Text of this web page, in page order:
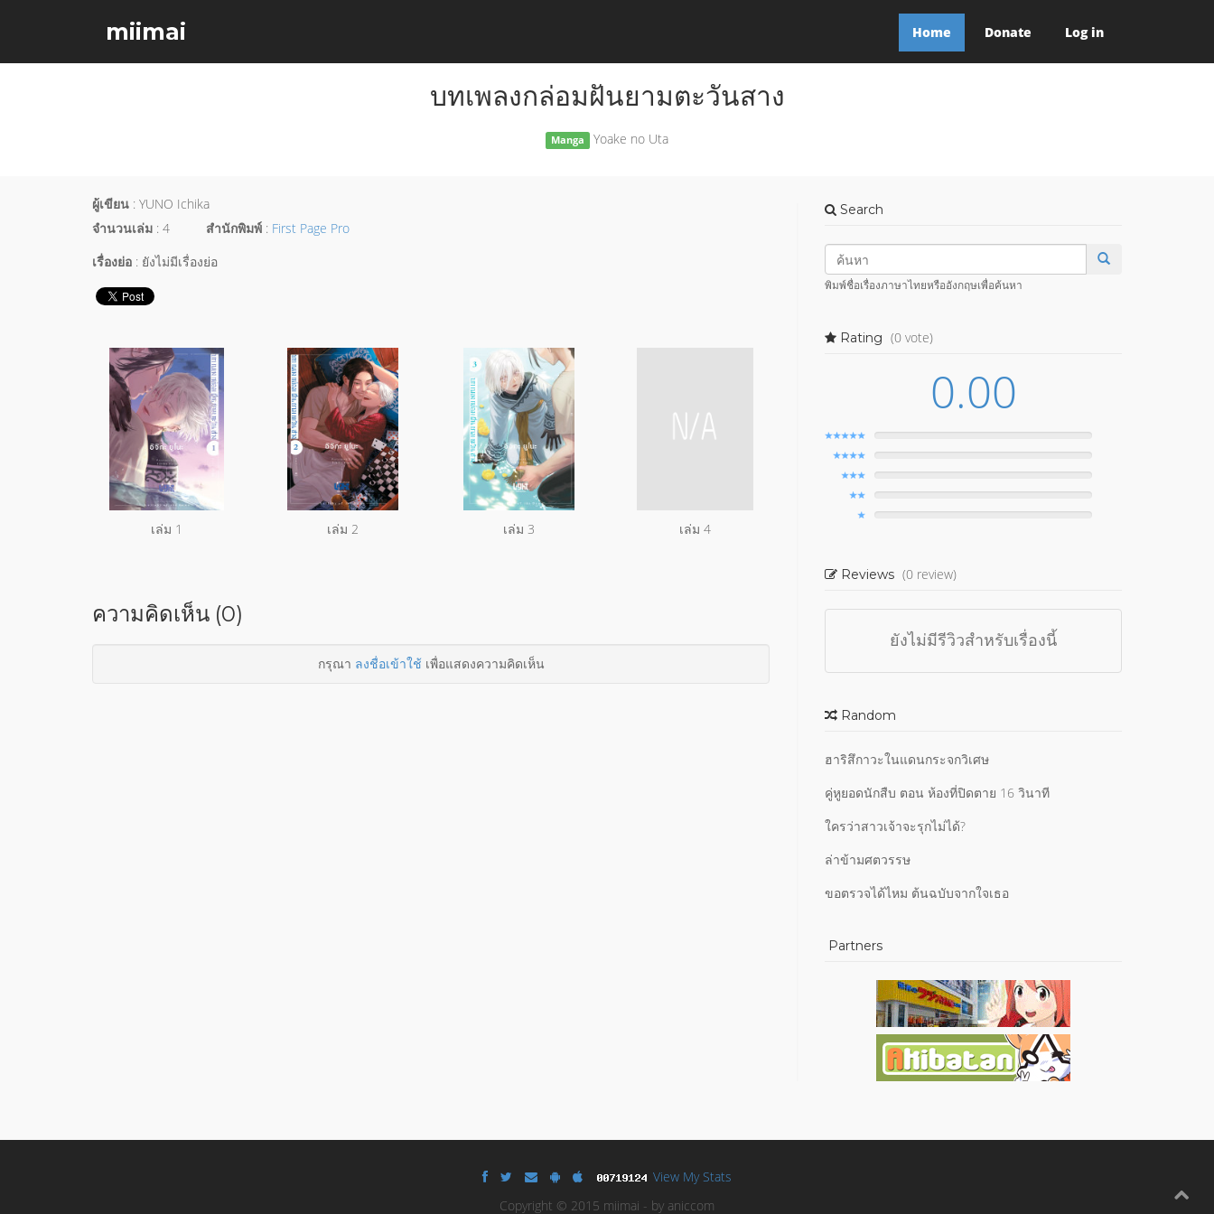
miimai Home Donate Log in
บทเพลงกล่อมฝันยามตะวันสาง
Manga Yoake no Uta
ผู้เขียน : YUNO Ichika
จำนวนเล่ม : 4 สำนักพิมพ์ : First Page Pro
เรื่องย่อ : ยังไม่มีเรื่องย่อ
เล่ม 1 เล่ม 2 เล่ม 3 เล่ม 4
ความคิดเห็น (0)
กรุณา ลงชื่อเข้าใช้เพื่อแสดงความคิดเห็น
Search
พิมพ์ชื่อเรื่องภาษาไทยหรืออังกฤษเพื่อค้นหา
Rating (0 vote)
0.00
Reviews (0 review)
ยังไม่มีรีวิวสำหรับเรื่องนี้
Random
ฮาริสึกาวะในแดนกระจกวิเศษ
คู่หูยอดนักสืบ ตอน ห้องที่ปิดตาย 16 วินาที
ใครว่าสาวเจ้าจะรุกไม่ได้?
ล่าข้ามศตวรรษ
ขอตรวจได้ไหม ต้นฉบับจากใจเธอ
Partners
View My Stats
Copyright © 2015 miimai - by aniccom